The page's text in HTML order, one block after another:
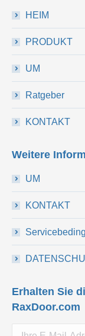
HEIM
PRODUKT
UM
Ratgeber
KONTAKT
Weitere
UM
KONTAKT
Erhalten Sie
RaxDoor.com